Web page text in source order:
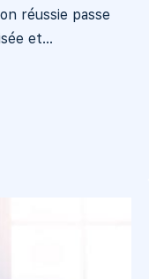
réussie passe
et...